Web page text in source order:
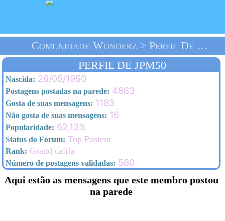
Comunidade Wonderz > Perfil De Jpm50 > Homepage
PERFIL DE JPM50
Nascida: 26/05/1950
Postagens postadas na parede: 4863
Gosta de suas mensagens: 1183
Não gosta de suas mensagens: 16
Popularidade: 62,13%
Status do Fórum: Top Posteur
Rank: Grand califa
Número de postagens validadas: 560
Aqui estão as mensagens que este membro postou
na parede